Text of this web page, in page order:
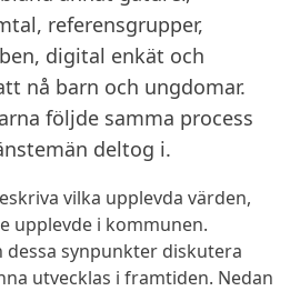
referensgrupper,
digital enkät och
nå barn och ungdomar.
följde samma process
deltog i.
vilka upplevda värden,
upplevde i kommunen.
synpunkter diskutera
utvecklas i framtiden. Nedan